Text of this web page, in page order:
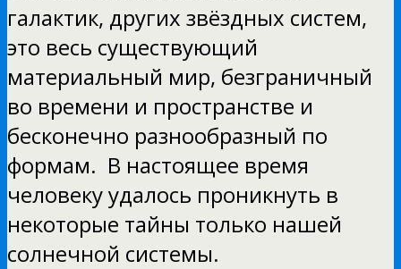
галактик, других звёздных систем,
это весь существующий
материальный мир, безграничный
во времени и пространстве и
бесконечно разнообразный по
формам. В настоящее время
человеку удалось проникнуть в
некоторые тайны только нашей
солнечной системы.